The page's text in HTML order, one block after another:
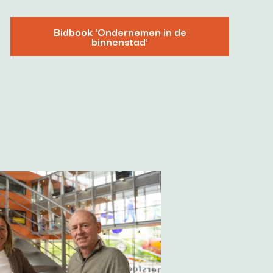
Bidbook 'Ondernemen in de
binnenstad'